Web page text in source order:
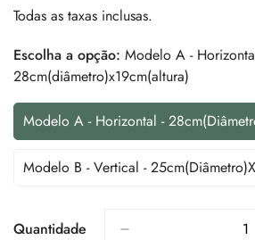
venda
Todas as taxas inclusas.
Escolha a opção: Modelo A -
28cm(diâmetro)x19cm(altura)
Modelo A - Horizontal -
Variante
Esgotada
Ou
Indisponível
Modelo B - Vertical -
Variante
Indisponível
Quantidade